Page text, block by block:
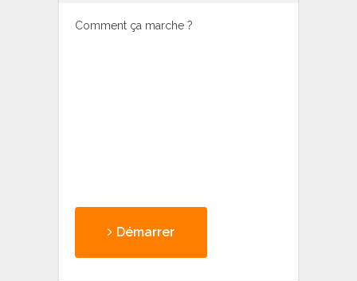
Comment ça marche ?
Démarrer